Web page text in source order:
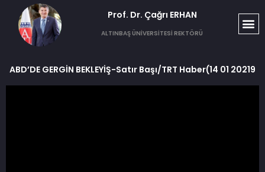
Prof. Dr. Çağrı ERHAN​
ALTINBAŞ ÜNİVERSİTESİ REKTÖRÜ
ABD’DE GERGİN BEKLEYİŞ-Satır Başı/TRT Haber(14 01 20219